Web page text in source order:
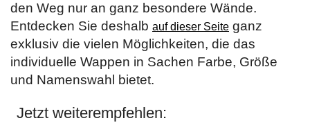
den Weg nur an ganz besondere Wände.
Entdecken Sie deshalb auf dieser Seite ganz
exklusiv die vielen Möglichkeiten, die das
individuelle Wappen in Sachen Farbe, Größe
und Namenswahl bietet.
Jetzt weiterempfehlen: